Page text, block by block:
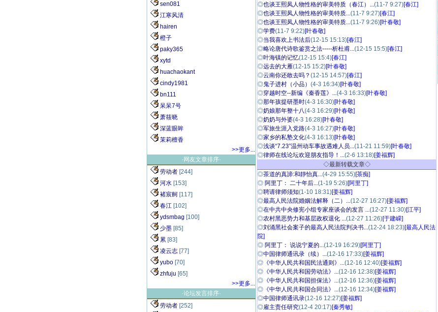
sen081
江寒风清
hairen
橙子
paky365
xytd
huachaokant
cindy1981
bn111
呆呆7号
萧筱晓
深蓝眼眸
茉莉檀香
>>更多...
·网友文章排序·
劳动者 [244]
河水 [153]
褚宸舸 [117]
春江 [102]
ydsmbag [100]
少墨 [85]
累 [83]
凌云志 [77]
yubo [70]
zhfuju [65]
>>更多...
·论坛发言排序·
劳动者 [252]
◎也谈王熙凤人物性格的审美特质（春江）...(11-7 9:27)[春江]
◎也谈王熙凤人物性格的审美特质...(11-7 9:27)[春江]
◎也谈王熙凤人物性格的审美特质...(11-7 9:26)[叶春敬]
◎学费(11-7 9:22)[叶春敬]
◎当我喜欢上书法后(12-15 15:13)[春江]
◎略论唐代诗歌鉴赏之法-----析杜甫...(12-15 15:5)[春江]
◎叶海镇的记忆(12-15 15:4)[春江]
◎远去的大雁(12-15 15:2)[叶春敬]
◎云南你还敢去吗？ (12-15 14:57)[春江]
◎鬼子进村（小品） (4-3 16:34)[叶春敬]
◎穿越时空--新编《秦香莲》...(4-3 16:33)[叶春敬]
◎那年孩提研墨时(4-3 16:30)[叶春敬]
◎奶娘那年整十八(4-3 16:29)[叶春敬]
◎奶奶与外婆(4-3 16:28)[叶春敬]
◎军旅生涯入党路(4-3 16:27)[叶春敬]
◎家乡的私塾文化(4-3 16:13)[叶春敬]
◎浅谈“7.23”温州动车事故遇难人员...(11-21 11:59)[叶春敬]
◎律师在线论坛欢迎朋友指导！...(2-6 13:18)[姜福辉]
◇最新转载文章◇
◎茶道的真諦:和靜怡真...(4-29 15:55)[茶痴]
◎ 阿里丁： 二十年后...(1-19 5:26)[阿里丁]
◎聘请律师须知(1-10 18:31)[姜福辉]
◎最高人民法院婚姻法解释（二）...(12-27 16:27)[姜福辉]
◎在中共中央修宪小组专家座谈会的发言 ...(12-27 11:30)[江平]
◎农村黑恶势力和基层政权退化 ...(12-27 11:26)[于建嵘]
◎刘涌黑社会案子的最高人民法院判决书...(12-24 18:23)[最高人民法
院]
◎ 阿里丁： 说说宁夏的...(12-19 16:29)[阿里丁]
◎中国律师通讯录（续）...(12-16 17:33)[姜福辉]
◎ 《中华人民共和国民法通则》...(12-16 12:40)[姜福辉]
◎ 《中华人民共和国劳动法》...(12-16 12:38)[姜福辉]
◎ 《中华人民共和国担保法》...(12-16 12:36)[姜福辉]
◎ 《中华人民共和国合同法》...(12-16 12:34)[姜福辉]
◎中国律师通讯录(12-16 12:27)[姜福辉]
◎雇主责任研究(12-4 20:17)[秦秀敏]